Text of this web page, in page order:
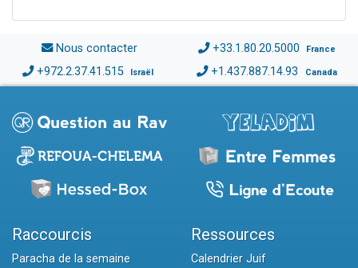
Nous contacter +33.1.80.20.5000 France
+972.2.37.41.515 Israël +1.437.887.14.93 Canada
Raccourcis
Paracha de la semaine
Ressources
Calendrier Juif